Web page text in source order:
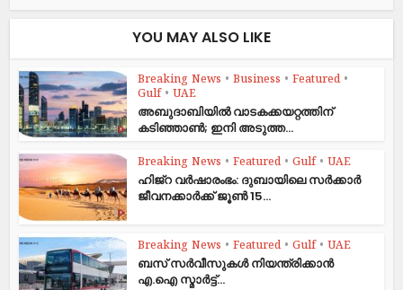
YOU MAY ALSO LIKE
Breaking News • Business • Featured •
Gulf • UAE
അബുദാബിയിൽ വാടകക്കയറ്റത്തിന്
കടിഞ്ഞാൺ; ഇനി അടുത്ത...
Breaking News • Featured • Gulf • UAE
ഹിജ്‌റ വർഷാരംഭം: ദുബായിലെ സർക്കാർ
ജീവനക്കാർക്ക് ജൂൺ 15...
Breaking News • Featured • Gulf • UAE
ബസ് സർവീസുകൾ നിയന്ത്രിക്കാൻ
എ.ഐ സ്മാർട്ട്...